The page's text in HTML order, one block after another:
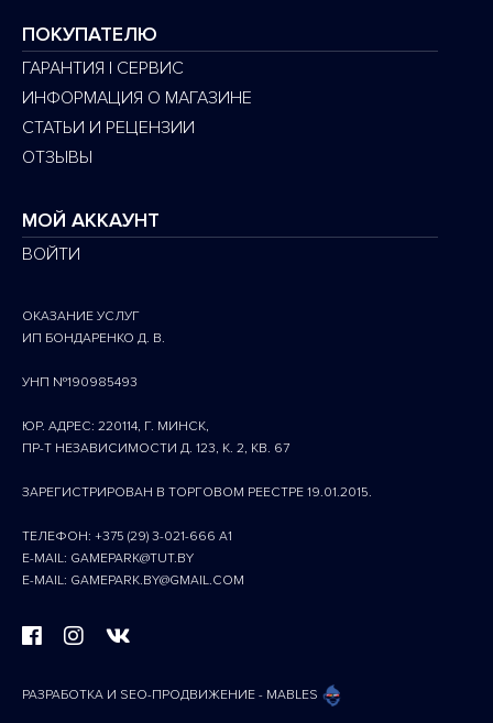
ПОКУПАТЕЛЮ
ГАРАНТИЯ | СЕРВИС
ИНФОРМАЦИЯ О МАГАЗИНЕ
СТАТЬИ И РЕЦЕНЗИИ
ОТЗЫВЫ
МОЙ АККАУНТ
ВОЙТИ
ОКАЗАНИЕ УСЛУГ
ИП БОНДАРЕНКО Д. В.
УНП №190985493
ЮР. АДРЕС: 220114, Г. МИНСК,
ПР-Т НЕЗАВИСИМОСТИ Д. 123, К. 2, КВ. 67
ЗАРЕГИСТРИРОВАН В ТОРГОВОМ РЕЕСТРЕ 19.01.2015.
ТЕЛЕФОН: +375 (29) 3-021-666 A1
E-MAIL: GAMEPARK@TUT.BY
E-MAIL: GAMEPARK.BY@GMAIL.COM
РАЗРАБОТКА И SEO-ПРОДВИЖЕНИЕ - MABLES